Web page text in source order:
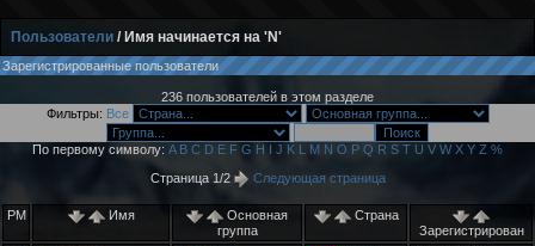
Пользователи / Имя начинается на 'N'
Зарегистрированные пользователи
236 пользователей в этом разделе
Фильтры: Все
По первому символу: A B C D E F G H I J K L M N O P Q R S T U V W X Y Z %
Страница 1/2
Следующая страница
PM Имя
Основная
группа
Страна
Зарегистрирован